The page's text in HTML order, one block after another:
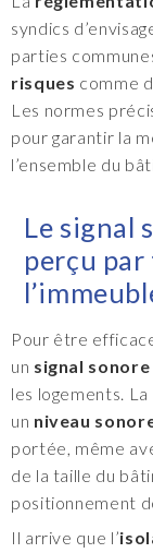
syndics
parties
risques comme
Les normes
pour garantir la
l’ensemble du
Le signal
perçu
Pour être
un signal
les logements.
un niveau
portée, même
de la taille du
positionnement
Il arrive que l’